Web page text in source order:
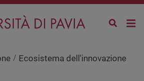
Ecosistema dell'innovazione